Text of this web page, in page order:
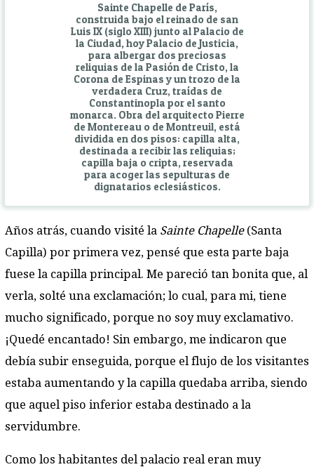
Sainte Chapelle de París,
construida bajo el reinado de san
Luis IX (siglo XIII) junto al Palacio de
la Ciudad, hoy Palacio de Justicia,
para albergar dos preciosas
reliquias de la Pasión de Cristo, la
Corona de Espinas y un trozo de la
verdadera Cruz, traídas de
Constantinopla por el santo
monarca. Obra del arquitecto Pierre
de Montereau o de Montreuil, está
dividida en dos pisos: capilla alta,
destinada a recibir las reliquias;
capilla baja o cripta, reservada
para acoger las sepulturas de
dignatarios eclesiásticos.
Años atrás, cuando visité la Sainte Chapelle(Santa
Capilla) por primera vez, pensé que esta parte baja
fuese la capilla principal. Me pareció tan bonita que, al
verla, solté una exclamación; lo cual, para mi, tiene
mucho significado, porque no soy muy exclamativo.
¡Quedé encantado! Sin embargo, me indicaron que
debía subir enseguida, porque el flujo de los visitantes
estaba aumentando y la capilla quedaba arriba, siendo
que aquel piso inferior estaba destinado a la
servidumbre.
Como los habitantes del palacio real eran muy